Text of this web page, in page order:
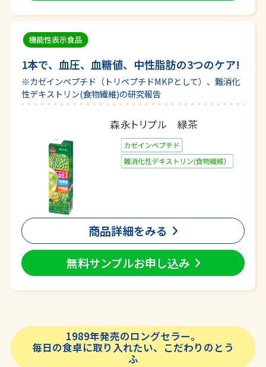
1本で、血圧、血糖値、中性脂肪の3つのケア!
※カゼインペプチド（トリペプチドMKPとして）、難消化
性デキストリン(食物繊維)の研究報告
森永トリプル 緑茶
商品詳細をみる
無料サンプルお申し込み
1989年発売のロングセラー。
毎日の食卓に取り入れたい、こだわりのとう
ふ